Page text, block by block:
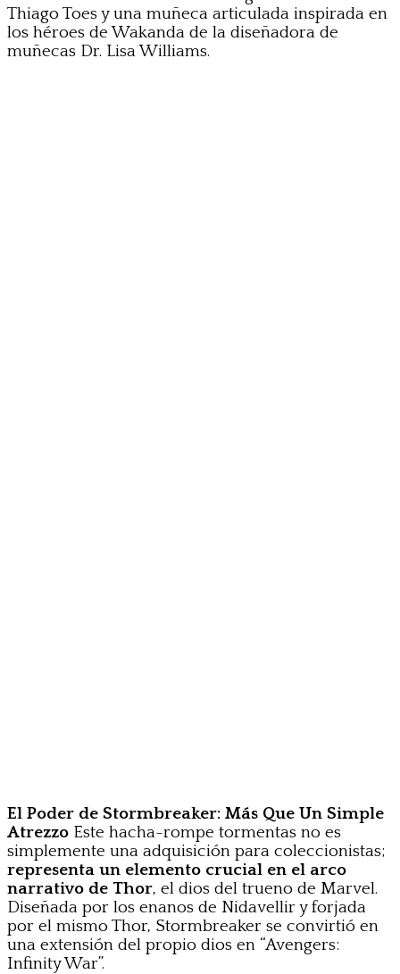
Thiago Toes y una muñeca articulada inspirada en
los héroes de Wakanda de la diseñadora de
muñecas Dr. Lisa Williams.
El Poder de Stormbreaker: Más Que Un Simple
Atrezzo Este hacha-rompe tormentas no es
simplemente una adquisición para coleccionistas;
representa un elemento crucial en el arco
narrativo de Thor, el dios del trueno de Marvel.
Diseñada por los enanos de Nidavellir y forjada
por el mismo Thor, Stormbreaker se convirtió en
una extensión del propio dios en “Avengers:
Infinity War”.